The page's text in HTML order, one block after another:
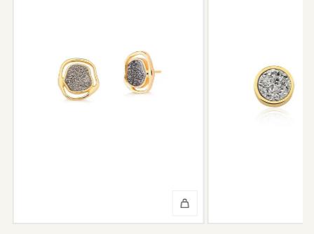
o serviço de conserto após o período de garantia. Sua joia será
enviada novamente para a fábrica, e será cobrado apenas o
valor de custo do conserto e do frete.
Informe-se conosco sobre estes custos e sobre o prazo de
disposição para orientá-la e oferecer a melhor alternativa